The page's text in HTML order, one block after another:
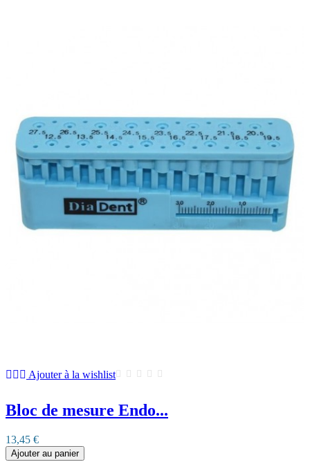
Ajouter à la wishlist
Bloc de mesure Endo...
13,45 €
Ajouter au panier